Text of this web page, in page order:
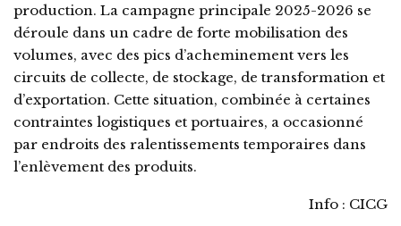
production. La campagne principale 2025-2026 se
déroule dans un cadre de forte mobilisation des
volumes, avec des pics d’acheminement vers les
circuits de collecte, de stockage, de transformation et
d’exportation. Cette situation, combinée à certaines
contraintes logistiques et portuaires, a occasionné
par endroits des ralentissements temporaires dans
l’enlèvement des produits.
Info : CICG